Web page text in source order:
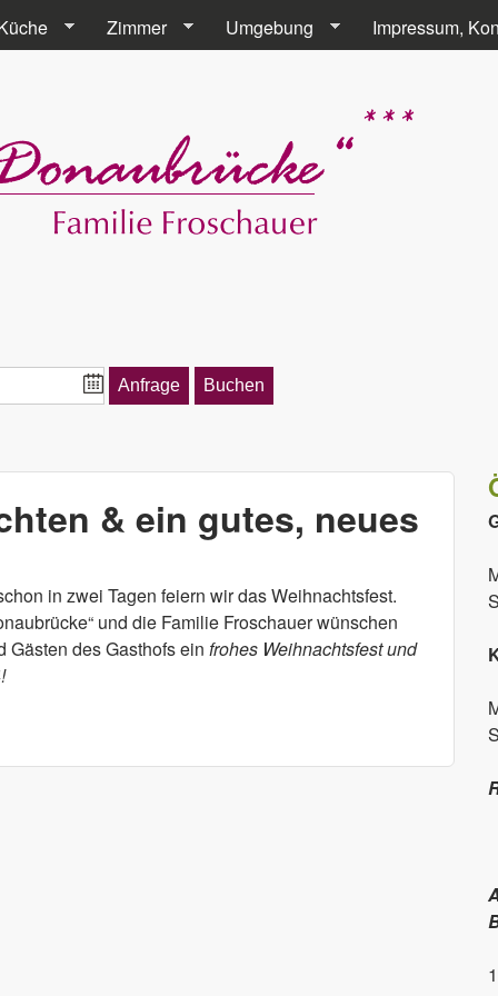
Direkt zum Inhalt
Zimmer Umgebung Impressum,
& ein gutes, neues
in zwei Tagen feiern wir das Weihnachtsfest.
und die Familie Froschauer wünschen
Gästen des Gasthofs ein frohes Weihnachtsfest und